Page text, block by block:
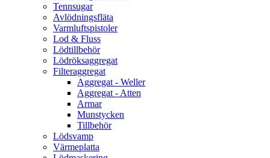
Tennsugar
Avlödningsfläta
Varmluftspistoler
Lod & Fluss
Lödtillbehör
Lödröksaggregat
Filteraggregat
Aggregat - Weller
Aggregat - Atten
Armar
Munstycken
Tillbehör
Lödsvamp
Värmeplatta